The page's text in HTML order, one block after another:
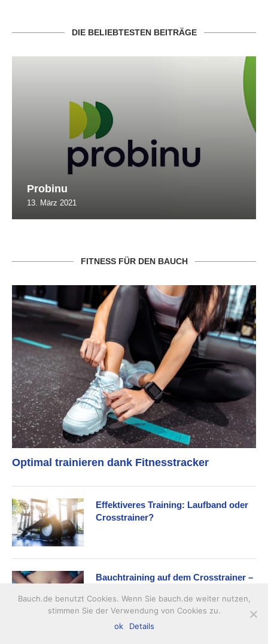
DIE BELIEBTESTEN BEITRÄGE
Probinu
13. März 2021
FITNESS FÜR DEN BAUCH
Optimal trainieren dank Fitnesstracker
Effektiveres Training: Laufband oder
Crosstrainer?
Bauchtraining auf dem Crosstrainer –
Bauch.de benutzt Cookies. Wenn Sie bauch.de weiter nutzen,
stimmen Sie der Verwendung von Cookies zu.
ok
Details